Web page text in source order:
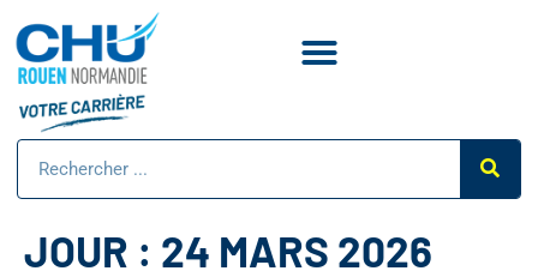
JOUR : 24 MARS 2026